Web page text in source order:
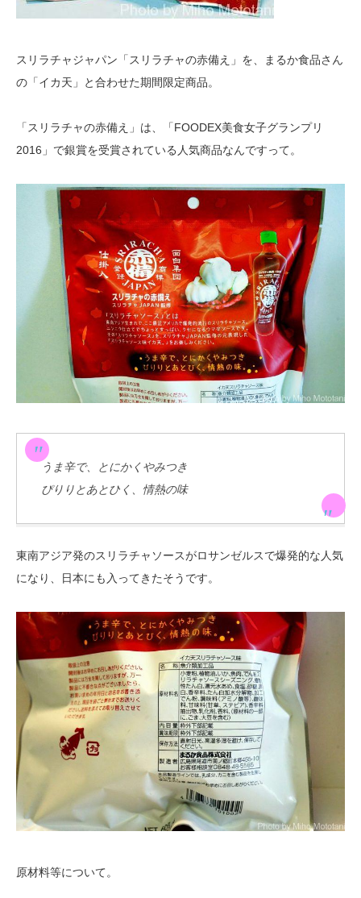
スリラチャジャパン「スリラチャの赤備え」を、まるか食品さん
の「イカ天」と合わせた期間限定商品。
「スリラチャの赤備え」は、「FOODEX美食女子グランプリ
2016」で銀賞を受賞されている人気商品なんですって。
うま辛で、とにかくやみつき
ぴりりとあとひく、情熱の味
東南アジア発のスリラチャソースがロサンゼルスで爆発的な人気
になり、日本にも入ってきたそうです。
原材料等について。